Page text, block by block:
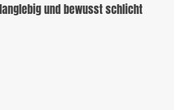
und bewusst schlicht